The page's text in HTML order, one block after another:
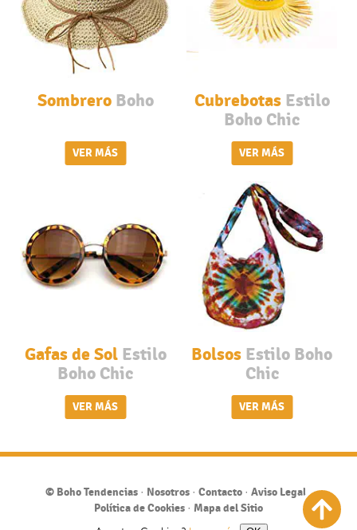
Sombrero Boho Cubrebotas Estilo
Boho Chic
Gafas de Sol Estilo
Boho Chic
Bolsos Estilo Boho
Chic
© Boho Tendencias· Nosotros· Contacto· Aviso Legal·
Política de Cookies · Mapa del Sitio